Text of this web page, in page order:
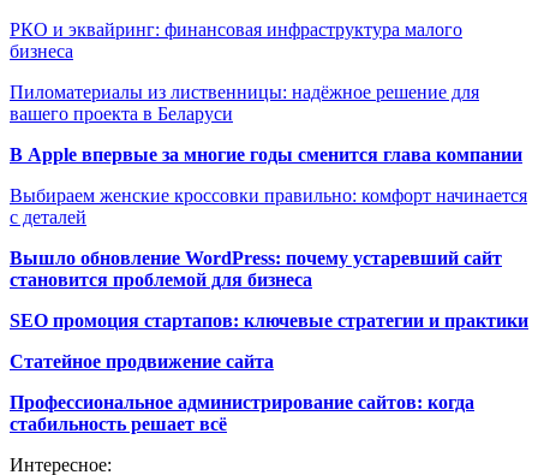
РКО и эквайринг: финансовая инфраструктура малого
бизнеса
Пиломатериалы из лиственницы: надёжное решение для
вашего проекта в Беларуси
В Apple впервые за многие годы сменится глава компании
Выбираем женские кроссовки правильно: комфорт начинается
с деталей
Вышло обновление WordPress: почему устаревший сайт
становится проблемой для бизнеса
SEO промоция стартапов: ключевые стратегии и практики
Статейное продвижение сайта
Профессиональное администрирование сайтов: когда
стабильность решает всё
Интересное: